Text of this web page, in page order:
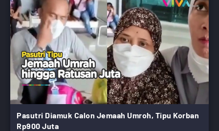
Pasutri Diamuk Calon Jemaah Umroh, Tipu Korban
Rp900 Juta